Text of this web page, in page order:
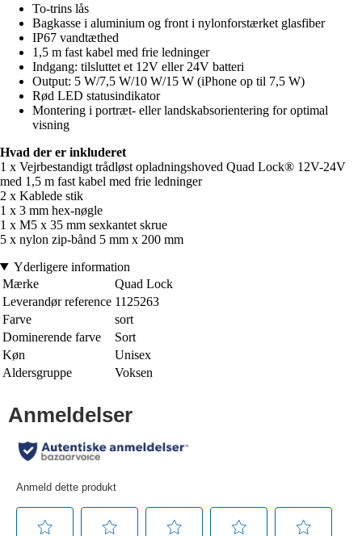
To-trins lås
Bagkasse i aluminium og front i nylonforstærket glasfiber
IP67 vandtæthed
1,5 m fast kabel med frie ledninger
Indgang: tilsluttet et 12V eller 24V batteri
Output: 5 W/7,5 W/10 W/15 W (iPhone op til 7,5 W)
Rød LED statusindikator
Montering i portræt- eller landskabsorientering for optimal
visning
Hvad der er inkluderet
1 x Vejrbestandigt trådløst opladningshoved Quad Lock® 12V-24V
med 1,5 m fast kabel med frie ledninger
2 x Kablede stik
1 x 3 mm hex-nøgle
1 x M5 x 35 mm sexkantet skrue
5 x nylon zip-bånd 5 mm x 200 mm
Yderligere information
Mærke
Quad Lock
Leverandør reference 1125263
Farve
sort
Dominerende farve
Sort
Køn
Unisex
Aldersgruppe
Voksen